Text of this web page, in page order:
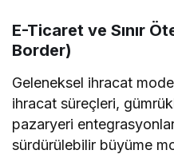
E-Ticaret ve Sınır
Border)
Geleneksel ihracat
ihracat süreçleri,
pazaryeri
sürdürülebilir büyüme